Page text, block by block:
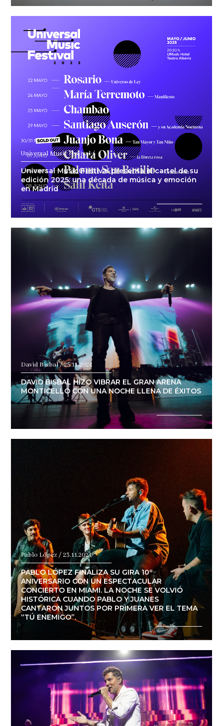
Universal Music Festival /
Universal Music Festival presenta el cartel de su
edición 2025: una década de música y emoción
en Madrid
David Bisbal / 25.11.2024
DAVID BISBAL HIZO VIBRAR EL GRAN ARENA
MONTICELLO CON UNA NOCHE LLENA DE ÉXITOS
Pablo López / 23.11.2024
PABLO LÓPEZ FINALIZA SU GIRA 10º
ANIVERSARIO CON UN ESPECTACULAR
CONCIERTO EN MIAMI. LA NOCHE SE VOLVIÓ
HISTÓRICA CUANDO PABLO Y JUANES
CANTARON JUNTOS POR PRIMERA VER EL TEMA
“TÚ ENEMIGO”.